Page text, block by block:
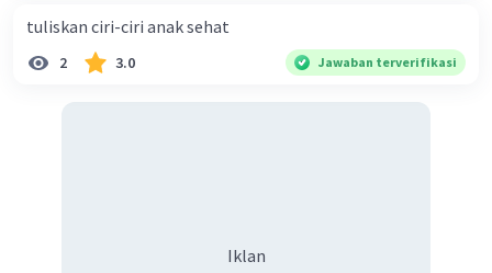
tuliskan ciri-ciri anak sehat
2 3.0 Jawaban terverifikasi
Iklan